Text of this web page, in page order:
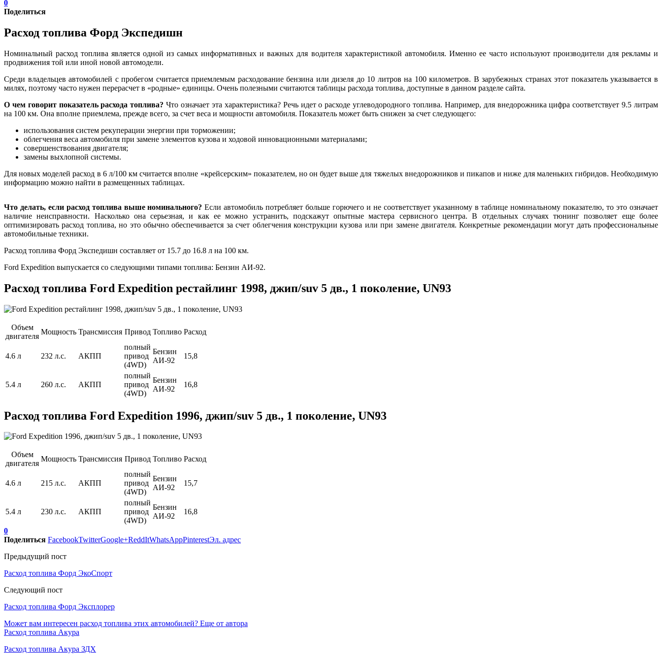
0
Поделиться
Расход топлива Форд Экспедишн
Номинальный расход топлива является одной из самых информативных и важных для водителя характеристикой автомобиля. Именно ее часто используют производители для рекламы и
продвижения той или иной новой автомодели.
Среди владельцев автомобилей с пробегом считается приемлемым расходование бензина или дизеля до 10 литров на 100 километров. В зарубежных странах этот показатель указывается в
милях, поэтому часто нужен перерасчет в «родные» единицы. Очень полезными считаются таблицы расхода топлива, доступные в данном разделе сайта.
О чем говорит показатель расхода топлива? Что означает эта характеристика? Речь идет о расходе углеводородного топлива. Например, для внедорожника цифра соответствует 9.5 литрам
на 100 км. Она вполне приемлема, прежде всего, за счет веса и мощности автомобиля. Показатель может быть снижен за счет следующего:
использования систем рекуперации энергии при торможении;
облегчения веса автомобиля при замене элементов кузова и ходовой инновационными материалами;
совершенствования двигателя;
замены выхлопной системы.
Для новых моделей расход в 6 л/100 км считается вполне «крейсерским» показателем, но он будет выше для тяжелых внедорожников и пикапов и ниже для маленьких гибридов. Необходимую
информацию можно найти в размещенных таблицах.
Что делать, если расход топлива выше номинального? Если автомобиль потребляет больше горючего и не соответствует указанному в таблице номинальному показателю, то это означает
наличие неисправности. Насколько она серьезная, и как ее можно устранить, подскажут опытные мастера сервисного центра. В отдельных случаях тюнинг позволяет еще более
оптимизировать расход топлива, но это обычно обеспечивается за счет облегчения конструкции кузова или при замене двигателя. Конкретные рекомендации могут дать профессиональные
автомобильные техники.
Расход топлива Форд Экспедишн составляет от 15.7 до 16.8 л на 100 км.
Ford Expedition выпускается со следующими типами топлива: Бензин АИ-92.
Расход топлива Ford Expedition рестайлинг 1998, джип/suv 5 дв., 1 поколение, UN93
Объем
двигателя
Мощность Трансмиссия Привод Топливо Расход
4.6 л 232 л.с. АКПП
полный
привод
(4WD)
Бензин
АИ-92
15,8
5.4 л 260 л.с. АКПП
полный
привод
(4WD)
Бензин
АИ-92
16,8
Расход топлива Ford Expedition 1996, джип/suv 5 дв., 1 поколение, UN93
Объем
двигателя
Мощность Трансмиссия Привод Топливо Расход
4.6 л 215 л.с. АКПП
полный
привод
(4WD)
Бензин
АИ-92
15,7
5.4 л 230 л.с. АКПП
полный
привод
(4WD)
Бензин
АИ-92
16,8
0
Поделиться FacebookTwitterGoogle+ReddItWhatsAppPinterestЭл. адрес
Предыдущий пост
Расход топлива Форд ЭкоСпорт
Следующий пост
Расход топлива Форд Эксплорер
Может вам интересен расход топлива этих автомобилей? Еще от автора
Расход топлива Акура
Расход топлива Акура ЗДХ